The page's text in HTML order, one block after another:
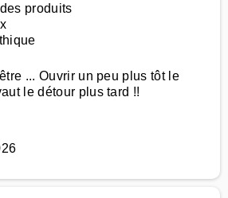
produits
... Ouvrir un peu plus tôt le
le détour plus tard !!